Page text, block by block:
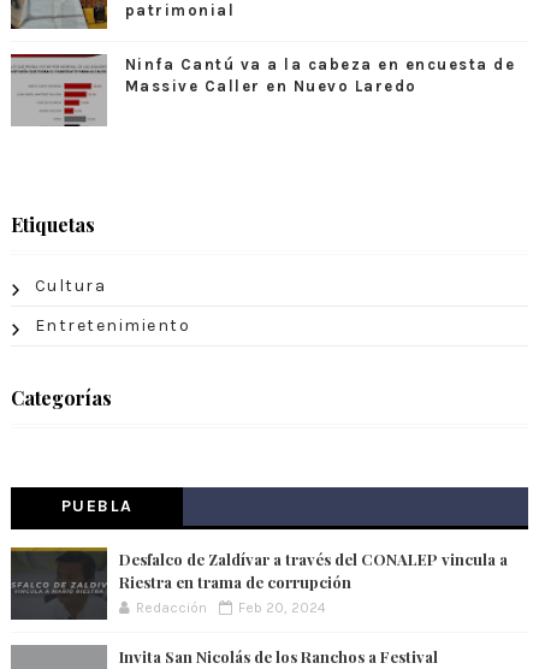
patrimonial
Ninfa Cantú va a la cabeza en encuesta de
Massive Caller en Nuevo Laredo
Etiquetas
Cultura
Entretenimiento
Categorías
PUEBLA
Desfalco de Zaldívar a través del CONALEP vincula a
Riestra en trama de corrupción
Redacción Feb 20, 2024
Invita San Nicolás de los Ranchos a Festival